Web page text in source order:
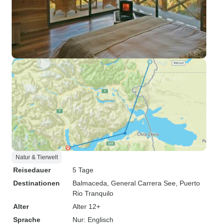
Natur & Tierwelt
Reisedauer
5 Tage
Destinationen
Balmaceda , General Carrera See , Puerto
Rio Tranquilo
Alter
Alter 12+
Sprache
Nur: Englisch